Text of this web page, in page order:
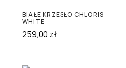
BIAŁE KRZESŁO CHLORIS
WHITE
259,00 zł